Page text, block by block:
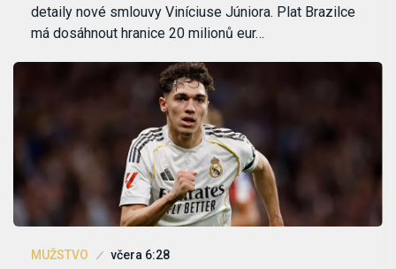
detaily nové smlouvy Viníciuse Júniora. Plat Brazilce
má dosáhnout hranice 20 milionů eur…
MUŽSTVO včera 6:28